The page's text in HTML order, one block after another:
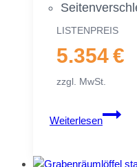
LIS­TEN­PREIS
5.354 €
zzgl. MwSt.
Weiterlesen
Gra­
ben­
löf­